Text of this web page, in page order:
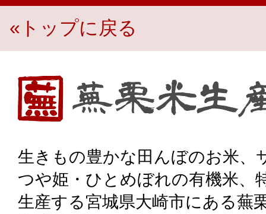
«トップに戻る
生きもの豊かな田んぼのお米、
つや姫・ひとめぼれの有機米、
生産する宮城県大崎市にある蕪